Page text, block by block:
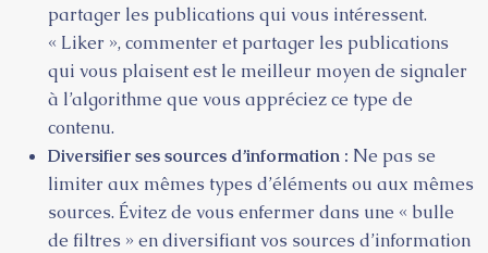
partager les publications qui vous intéressent.
« Liker », commenter et partager les publications
qui vous plaisent est le meilleur moyen de signaler
à l’algorithme que vous appréciez ce type de
contenu.
Diversifier ses sources d’information : Ne pas se
limiter aux mêmes types d’éléments ou aux mêmes
sources. Évitez de vous enfermer dans une « bulle
de filtres » en diversifiant vos sources d’information